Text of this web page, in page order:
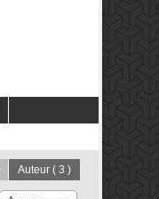
Auteur ( 3 )